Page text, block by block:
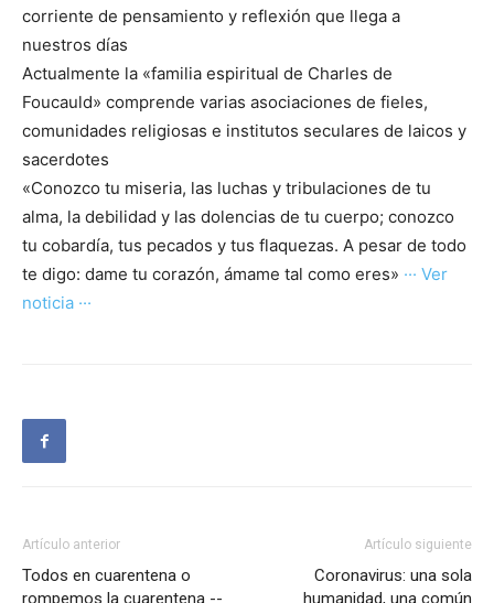
corriente de pensamiento y reflexión que llega a
nuestros días
Actualmente la «familia espiritual de Charles de
Foucauld» comprende varias asociaciones de fieles,
comunidades religiosas e institutos seculares de laicos y
sacerdotes
«Conozco tu miseria, las luchas y tribulaciones de tu
alma, la debilidad y las dolencias de tu cuerpo; conozco
tu cobardía, tus pecados y tus flaquezas. A pesar de todo
te digo: dame tu corazón, ámame tal como eres» ··· Ver
noticia ···
Artículo anterior
Todos en cuarentena o
Artículo siguiente
Coronavirus: una sola